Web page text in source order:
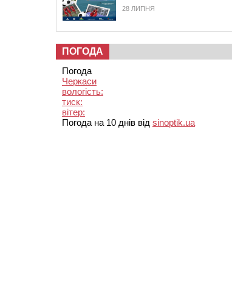
28 ЛИПНЯ
ПОГОДА
Погода
Черкаси
вологість:
тиск:
вітер:
Погода на 10 днів від sinoptik.ua